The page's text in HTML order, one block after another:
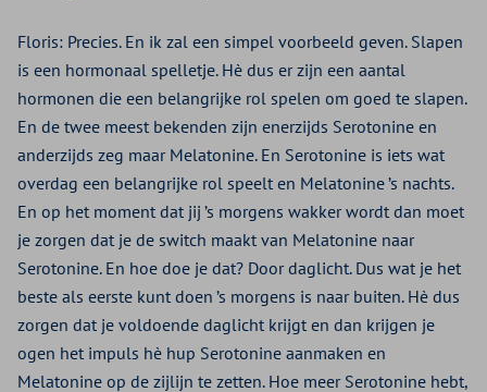
Floris: Precies. En ik zal een simpel voorbeeld geven. Slapen
is een hormonaal spelletje. Hè dus er zijn een aantal
hormonen die een belangrijke rol spelen om goed te slapen.
En de twee meest bekenden zijn enerzijds Serotonine en
anderzijds zeg maar Melatonine. En Serotonine is iets wat
overdag een belangrijke rol speelt en Melatonine ’s nachts.
En op het moment dat jij ’s morgens wakker wordt dan moet
je zorgen dat je de switch maakt van Melatonine naar
Serotonine. En hoe doe je dat? Door daglicht. Dus wat je het
beste als eerste kunt doen ’s morgens is naar buiten. Hè dus
zorgen dat je voldoende daglicht krijgt en dan krijgen je
ogen het impuls hè hup Serotonine aanmaken en
Melatonine op de zijlijn te zetten. Hoe meer Serotonine hebt,